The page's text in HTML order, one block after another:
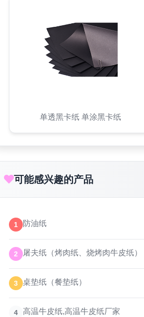
单透黑卡纸 单涂黑卡纸
可能感兴趣的产品
1 防油纸
2 屠夫纸（烤肉纸、烧烤肉牛皮纸）
3 桌垫纸（餐垫纸）
4 高温牛皮纸,高温牛皮纸厂家